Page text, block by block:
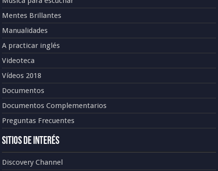
Mentes Brillantes
Manualidades
A practicar inglés
Videoteca
Vídeos 2018
Documentos
Documentos Complementarios
Preguntas Frecuentes
Sitios de Interés
Discovery Channel